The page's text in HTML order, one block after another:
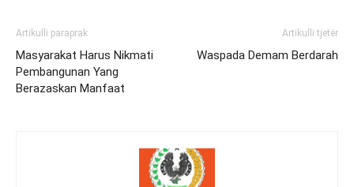
Artikulli paraprak
Masyarakat Harus Nikmati
Pembangunan Yang
Berazaskan Manfaat
Artikulli tjetër
Waspada Demam Berdarah